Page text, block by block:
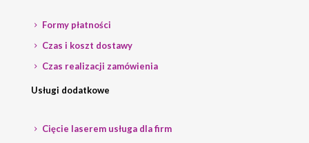
Formy płatności
Czas i koszt dostawy
Czas realizacji zamówienia
Usługi dodatkowe
Cięcie laserem usługa dla firm